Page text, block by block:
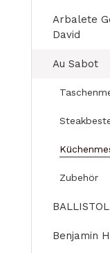
Arbalete
David
Au Sabot
Zubehör
BALLISTOL
Benjamin